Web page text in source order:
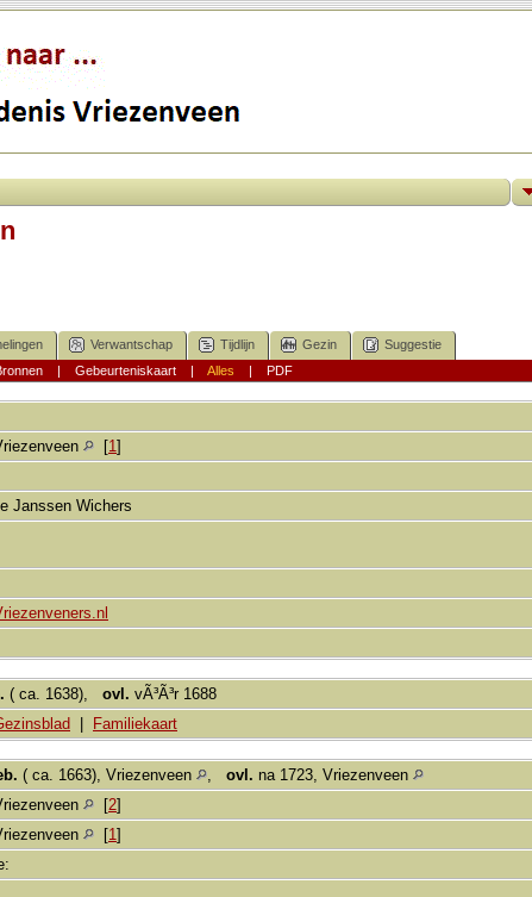
Verwantschap Tijdlijn Gezin
Suggestie
| Gebeurteniskaart| Alles | PDF
[1]
Janssen Wichers
( ca. 1638), ovl. vÃ³Ã³r 1688
Familiekaart
( ca. 1663), Vriezenveen , ovl. na 1723, Vriezenveen
[2]
[1]